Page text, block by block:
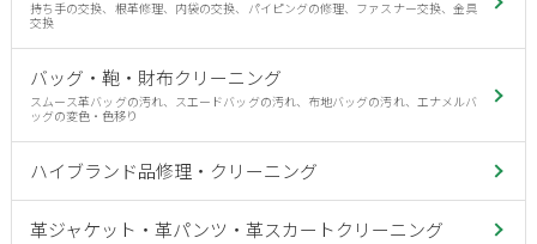
持ち手の交換、根革修理、内袋の交換、パイピングの修理、ファスナー交換、金具
交換
バッグ・鞄・財布クリーニング
スムース革バッグの汚れ、スエードバッグの汚れ、布地バッグの汚れ、エナメルバ
ッグの変色・色移り
ハイブランド品修理・クリーニング
革ジャケット・革パンツ・革スカートクリーニング